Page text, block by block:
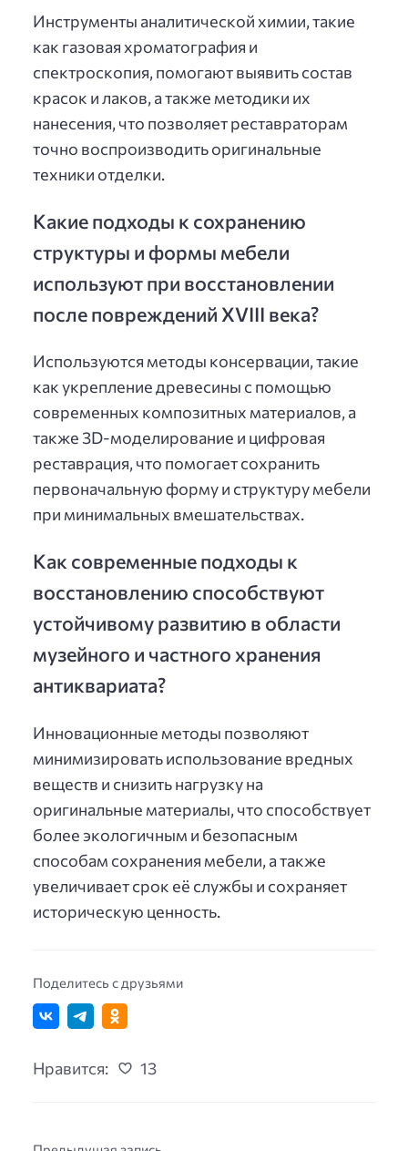
Инструменты аналитической химии, такие
как газовая хроматография и
спектроскопия, помогают выявить состав
красок и лаков, а также методики их
нанесения, что позволяет реставраторам
точно воспроизводить оригинальные
техники отделки.
Какие подходы к сохранению
структуры и формы мебели
используют при восстановлении
после повреждений XVIII века?
Используются методы консервации, такие
как укрепление древесины с помощью
современных композитных материалов, а
также 3D-моделирование и цифровая
реставрация, что помогает сохранить
первоначальную форму и структуру мебели
при минимальных вмешательствах.
Как современные подходы к
восстановлению способствуют
устойчивому развитию в области
музейного и частного хранения
антиквариата?
Инновационные методы позволяют
минимизировать использование вредных
веществ и снизить нагрузку на
оригинальные материалы, что способствует
более экологичным и безопасным
способам сохранения мебели, а также
увеличивает срок её службы и сохраняет
историческую ценность.
Поделитесь с друзьями
Нравится: 13